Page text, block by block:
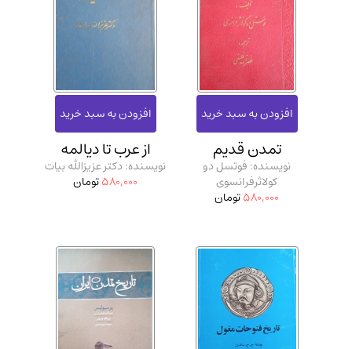
تمدن قدیم
نویسنده: فوتسل دو
کولاثرفرانسوی
580,000تومان
از عرب تا دیالمه
نویسنده: دکتر عزیزالله بیات
580,000تومان